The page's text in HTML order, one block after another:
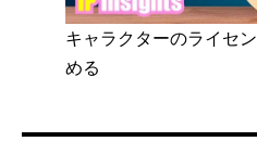
キャラクターのライセ
める